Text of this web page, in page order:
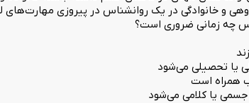
و خانوادگی در یک روانشناس در پیروزی مهارت‌های
چه زمانی ضروری است؟
یا تحصیلی می‌شود
همراه است
یا کلامی می‌شود